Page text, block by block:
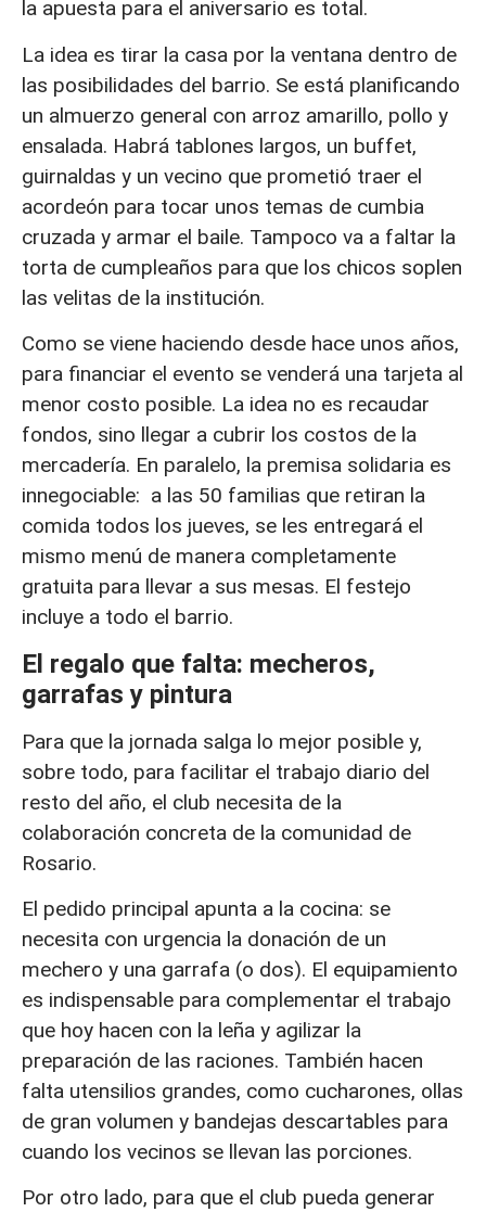
la apuesta para el aniversario es total.
La idea es tirar la casa por la ventana dentro de
las posibilidades del barrio. Se está planificando
un almuerzo general con arroz amarillo, pollo y
ensalada. Habrá tablones largos, un buffet,
guirnaldas y un vecino que prometió traer el
acordeón para tocar unos temas de cumbia
cruzada y armar el baile. Tampoco va a faltar la
torta de cumpleaños para que los chicos soplen
las velitas de la institución.
Como se viene haciendo desde hace unos años,
para financiar el evento se venderá una tarjeta al
menor costo posible. La idea no es recaudar
fondos, sino llegar a cubrir los costos de la
mercadería. En paralelo, la premisa solidaria es
innegociable: a las 50 familias que retiran la
comida todos los jueves, se les entregará el
mismo menú de manera completamente
gratuita para llevar a sus mesas. El festejo
incluye a todo el barrio.
El regalo que falta: mecheros,
garrafas y pintura
Para que la jornada salga lo mejor posible y,
sobre todo, para facilitar el trabajo diario del
resto del año, el club necesita de la
colaboración concreta de la comunidad de
Rosario.
El pedido principal apunta a la cocina: se
necesita con urgencia la donación de un
mechero y una garrafa (o dos). El equipamiento
es indispensable para complementar el trabajo
que hoy hacen con la leña y agilizar la
preparación de las raciones. También hacen
falta utensilios grandes, como cucharones, ollas
de gran volumen y bandejas descartables para
cuando los vecinos se llevan las porciones.
Por otro lado, para que el club pueda generar